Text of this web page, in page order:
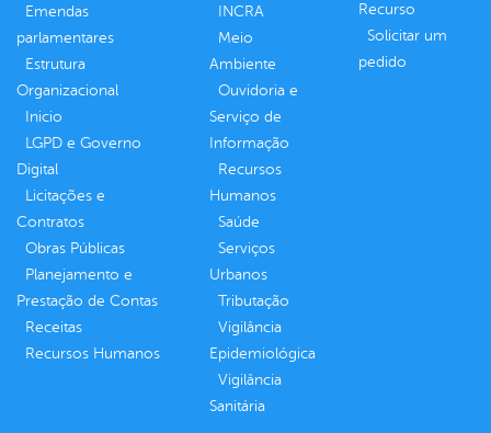
Emendas
parlamentares
Estrutura
Organizacional
Inicio
LGPD e Governo
Digital
Licitações e
Contratos
Obras Públicas
Planejamento e
Prestação de Contas
Receitas
Recursos Humanos
INCRA
Meio
Ambiente
Ouvidoria e
Serviço de
Informação
Recursos
Humanos
Saúde
Serviços
Urbanos
Tributação
Vigilância
Epidemiológica
Vigilância
Sanitária
Recurso
Solicitar um
pedido